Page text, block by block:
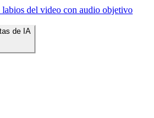
del video con audio objetivo
de IA